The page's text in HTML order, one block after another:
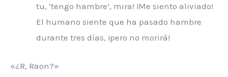
tu, ‘tengo hambre’, mira! ¡Me siento aliviado!
El humano siente que ha pasado hambre
durante tres días, ¡pero no morirá!
«¿R, Raon?»